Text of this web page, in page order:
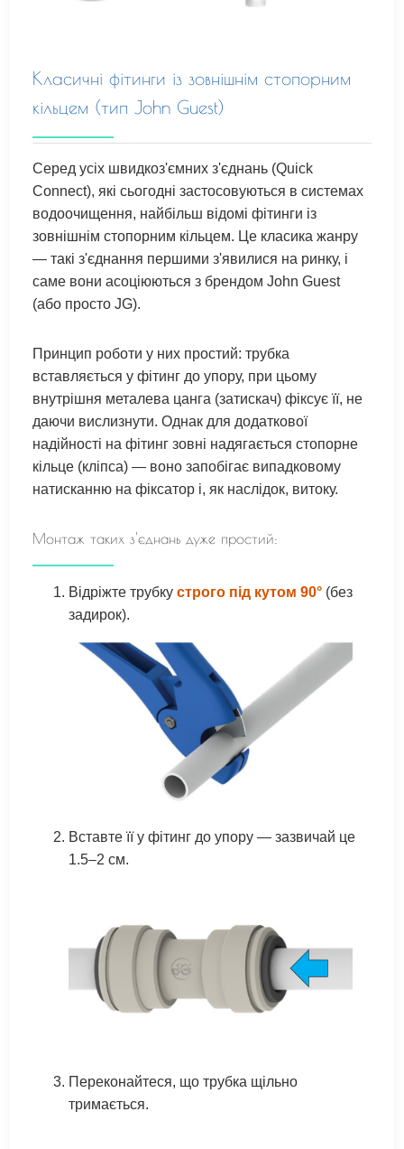
Класичні фітинги із зовнішнім стопорним
кільцем (тип John Guest)
Серед усіх швидкоз'ємних з'єднань (Quick
Connect), які сьогодні застосовуються в системах
водоочищення, найбільш відомі фітинги із
зовнішнім стопорним кільцем. Це класика жанру
— такі з'єднання першими з'явилися на ринку, і
саме вони асоціюються з брендом John Guest
(або просто JG).
Принцип роботи у них простий: трубка
вставляється у фітинг до упору, при цьому
внутрішня металева цанга (затискач) фіксує її, не
даючи вислизнути. Однак для додаткової
надійності на фітинг зовні надягається стопорне
кільце (кліпса) — воно запобігає випадковому
натисканню на фіксатор і, як наслідок, витоку.
Монтаж таких з'єднань дуже простий:
Відріжте трубкустрого під кутом 90° (без
задирок).
Вставте її у фітинг до упору — зазвичай це
1.5–2 см.
Переконайтеся, що трубка щільно
тримається.